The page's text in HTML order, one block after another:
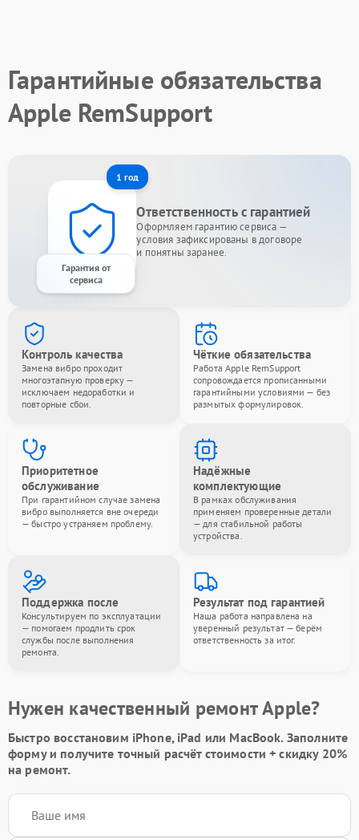
Гарантийные обязательства
Apple RemSupport
1 год
Гарантия от
сервиса
Ответственность с гарантией
Оформляем гарантию сервиса —
условия зафиксированы в договоре
и понятны заранее.
Контроль качества
Замена вибро проходит
многоэтапную проверку —
исключаем недоработки и
повторные сбои.
Чёткие обязательства
Работа Apple RemSupport
сопровождается прописанными
гарантийными условиями — без
размытых формулировок.
Приоритетное
обслуживание
При гарантийном случае замена
вибро выполняется вне очереди
— быстро устраняем проблему.
Надёжные
комплектующие
В рамках обслуживания
применяем проверенные детали
— для стабильной работы
устройства.
Поддержка после
Консультируем по эксплуатации
— помогаем продлить срок
службы после выполнения
ремонта.
Результат под гарантией
Наша работа направлена на
уверенный результат — берём
ответственность за итог.
Нужен качественный ремонт Apple?
Быстро восстановим iPhone, iPad или MacBook. Заполните
формуи получите точный расчёт стоимости +скидку 20%
на ремонт.